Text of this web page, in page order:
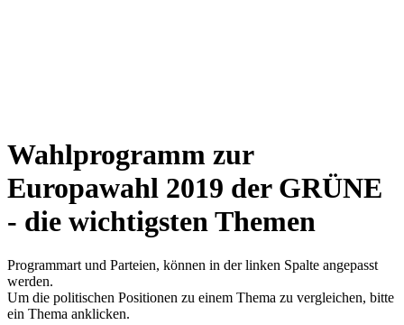
Wahlprogramm zur
Europawahl 2019 der GRÜNE
- die wichtigsten Themen
Programmart und Parteien, können in der linken Spalte angepasst
werden.
Um die politischen Positionen zu einem Thema zu vergleichen, bitte
ein Thema anklicken.